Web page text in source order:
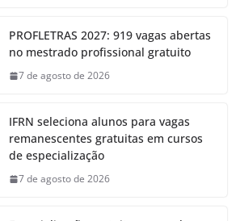
PROFLETRAS 2027: 919 vagas abertas
no mestrado profissional gratuito
7 de agosto de 2026
IFRN seleciona alunos para vagas
remanescentes gratuitas em cursos
de especialização
7 de agosto de 2026